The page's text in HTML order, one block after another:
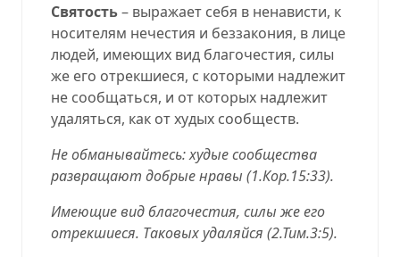
Святость– выражает себя в ненависти, к
носителям нечестия и беззакония, в лице
людей, имеющих вид благочестия, силы
же его отрекшиеся, с которыми надлежит
не сообщаться, и от которых надлежит
удаляться, как от худых сообществ.
Не обманывайтесь: худые сообщества
развращают добрые нравы (1.Кор.15:33).
Имеющие вид благочестия, силы же его
отрекшиеся. Таковых удаляйся (2.Тим.3:5).